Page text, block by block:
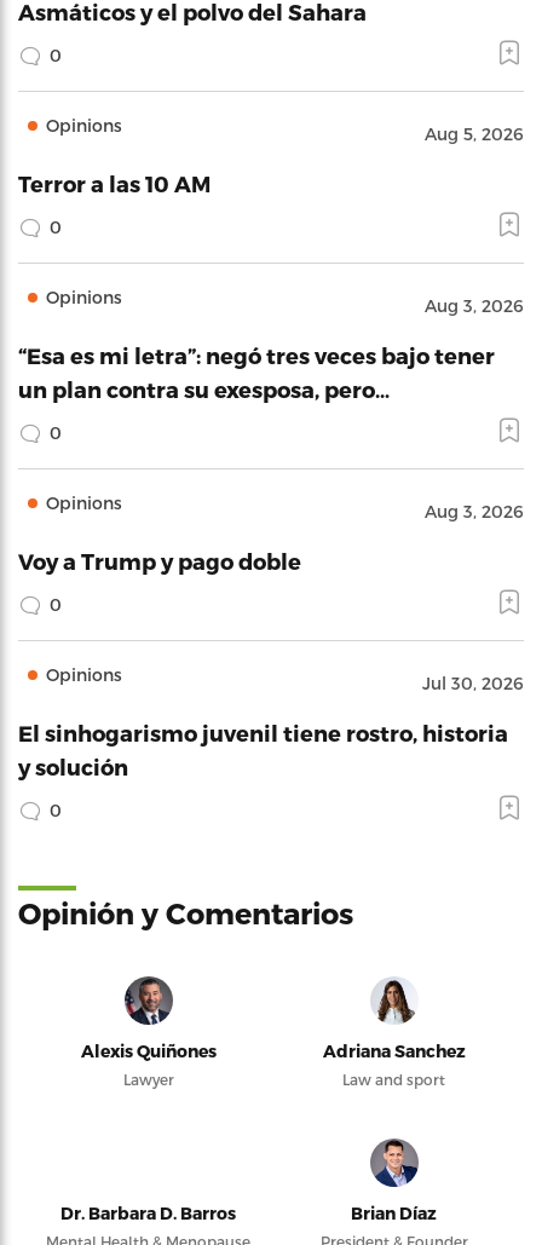
Asmáticos y el polvo del Sahara
0
Opinions Aug 5, 2026
Terror a las 10 AM
0
Opinions Aug 3, 2026
“Esa es mi letra”: negó tres veces bajo tener
un plan contra su exesposa, pero…
0
Opinions Aug 3, 2026
Voy a Trump y pago doble
0
Opinions Jul 30, 2026
El sinhogarismo juvenil tiene rostro, historia
y solución
0
Opinión y Comentarios
Alexis Quiñones
Lawyer
Adriana Sanchez
Law and sport
Dr. Barbara D. Barros
Mental Health & Menopause
Brian Díaz
President & Founder